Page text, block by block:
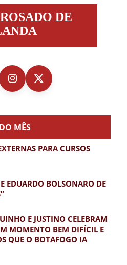
DE
MÊS
PARA CURSOS
EDUARDO BOLSONARO DE
E JUSTINO CELEBRAM
MOMENTO BEM DIFÍCIL E
QUE O BOTAFOGO IA